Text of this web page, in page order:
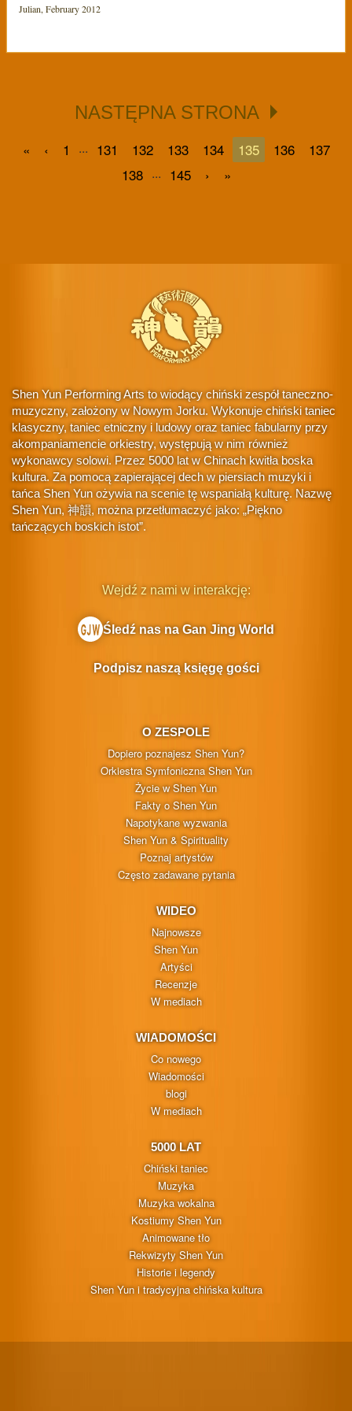
Julian, February 2012
NASTĘPNA STRONA
« ‹ 1 ... 131 132 133 134 135 136
137
138 ... 145 › »
Shen Yun Performing Arts to wiodący chiński zespół taneczno-
muzyczny, założony w Nowym Jorku. Wykonuje chiński taniec
klasyczny, taniec etniczny i ludowy oraz taniec fabularny przy
akompaniamencie orkiestry, występują w nim również
wykonawcy solowi. Przez 5000 lat w Chinach kwitła boska
kultura. Za pomocą zapierającej dech w piersiach muzyki i
tańca Shen Yun ożywia na scenie tę wspaniałą kulturę. Nazwę
Shen Yun, 神韻, można przetłumaczyć jako: „Piękno
tańczących boskich istot”.
O ZESPOLE
Dopiero poznajesz Shen Yun?
Orkiestra Symfoniczna Shen Yun
Życie w Shen Yun
Fakty o Shen Yun
Napotykane wyzwania
Shen Yun & Spirituality
Poznaj artystów
Często zadawane pytania
WIDEO
Najnowsze
Shen Yun
Artyści
Recenzje
W mediach
WIADOMOŚCI
Co nowego
Wiadomości
blogi
W mediach
5000 LAT
Chiński taniec
Muzyka
Muzyka wokalna
Kostiumy Shen Yun
Animowane tło
Rekwizyty Shen Yun
Historie i legendy
Shen Yun i tradycyjna chińska kultura
Wejdź z nami w interakcję:
Śledź nas na Gan Jing World
Podpisz naszą księgę gości